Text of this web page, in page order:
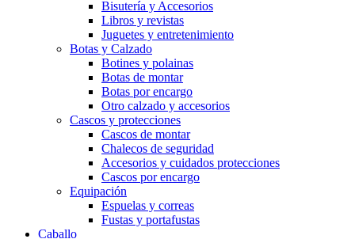
Bisutería y Accesorios
Libros y revistas
Juguetes y entretenimiento
Botas y Calzado
Botines y polainas
Botas de montar
Botas por encargo
Otro calzado y accesorios
Cascos y protecciones
Cascos de montar
Chalecos de seguridad
Accesorios y cuidados protecciones
Cascos por encargo
Equipación
Espuelas y correas
Fustas y portafustas
Caballo